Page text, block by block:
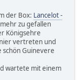
der Box: Lancelot -
zu gefallen
Königsehre
vertreten und
schön Guinevere
wartete mit einem